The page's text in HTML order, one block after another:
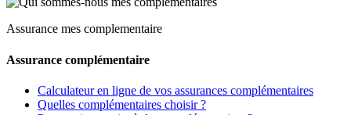
Assurance mes complementaire
Assurance complémentaire
Calculateur en ligne de vos assurances complémentaires
Quelles complémentaires choisir ?